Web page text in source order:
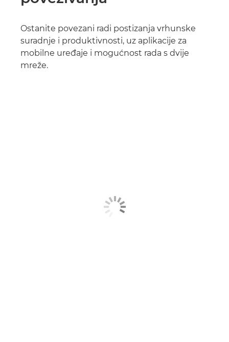
Ostanite povezani radi postizanja vrhunske
suradnje i produktivnosti, uz aplikacije za
mobilne uređaje i mogućnost rada s dvije
mreže.